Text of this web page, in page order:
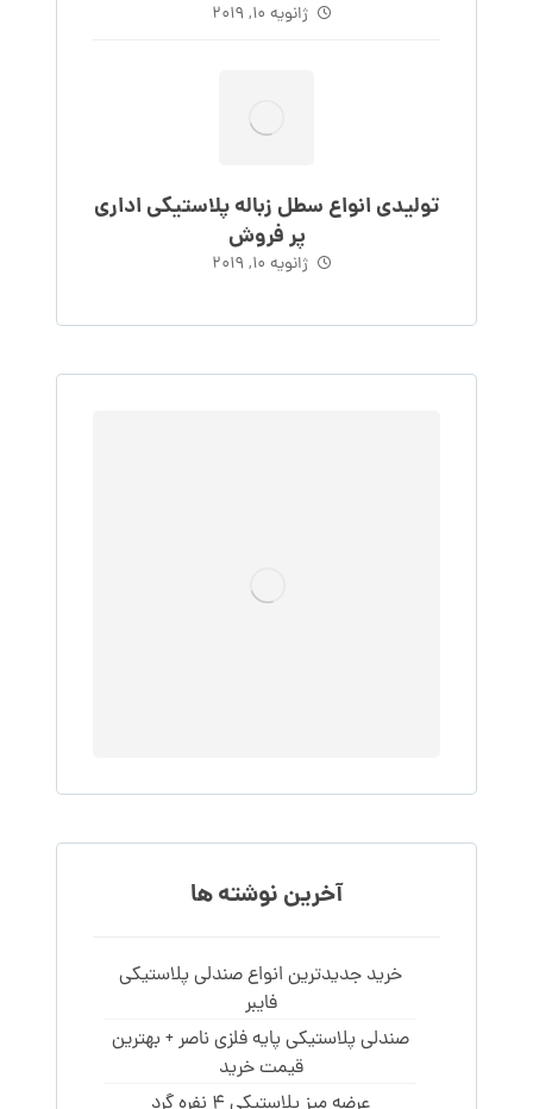
ژانویه 10, 2019
تولیدی انواع سطل زباله پلاستیکی اداری
پر فروش
ژانویه 10, 2019
آخرین نوشته ها
خرید جدیدترین انواع صندلی پلاستیکی
فایبر
صندلی پلاستیکی پایه فلزی ناصر + بهترین
قیمت خرید